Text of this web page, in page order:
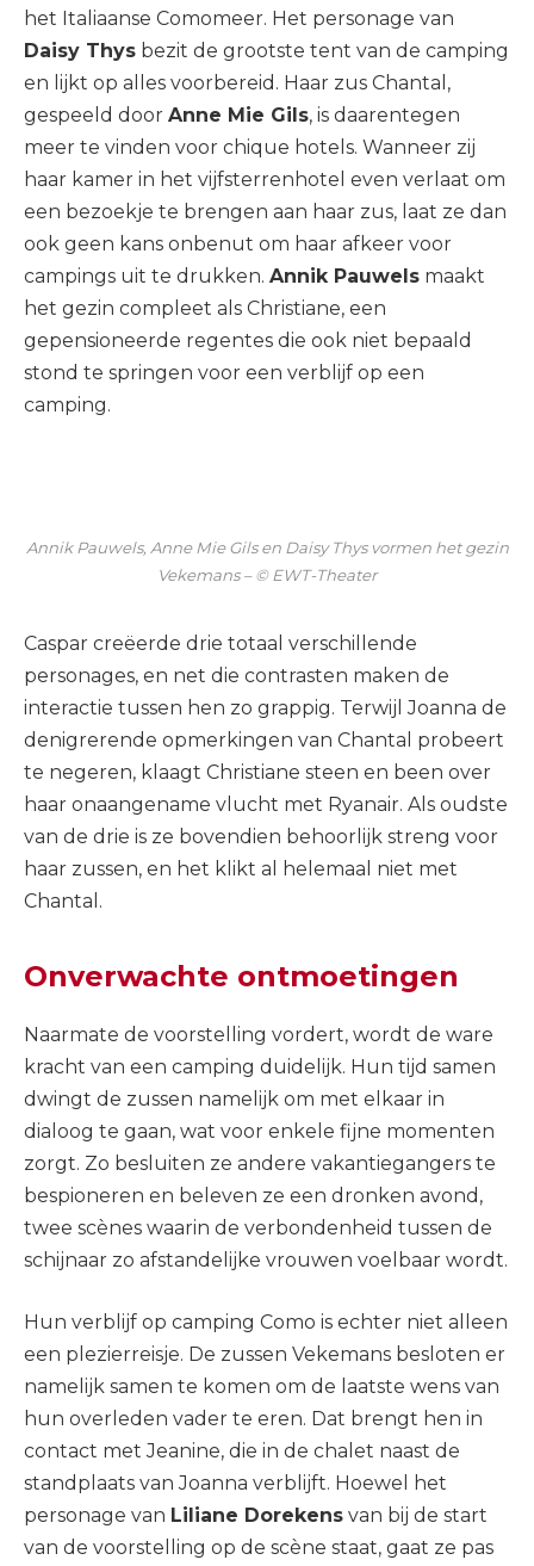
het Italiaanse Comomeer. Het personage van
Daisy Thys bezit de grootste tent van de camping
en lijkt op alles voorbereid. Haar zus Chantal,
gespeeld door Anne Mie Gils, is daarentegen
meer te vinden voor chique hotels. Wanneer zij
haar kamer in het vijfsterrenhotel even verlaat om
een bezoekje te brengen aan haar zus, laat ze dan
ook geen kans onbenut om haar afkeer voor
campings uit te drukken. Annik Pauwels maakt
het gezin compleet als Christiane, een
gepensioneerde regentes die ook niet bepaald
stond te springen voor een verblijf op een
camping.
Annik Pauwels, Anne Mie Gils en Daisy Thys vormen het gezin
Vekemans – © EWT-Theater
Caspar creëerde drie totaal verschillende
personages, en net die contrasten maken de
interactie tussen hen zo grappig. Terwijl Joanna de
denigrerende opmerkingen van Chantal probeert
te negeren, klaagt Christiane steen en been over
haar onaangename vlucht met Ryanair. Als oudste
van de drie is ze bovendien behoorlijk streng voor
haar zussen, en het klikt al helemaal niet met
Chantal.
Onverwachte ontmoetingen
Naarmate de voorstelling vordert, wordt de ware
kracht van een camping duidelijk. Hun tijd samen
dwingt de zussen namelijk om met elkaar in
dialoog te gaan, wat voor enkele fijne momenten
zorgt. Zo besluiten ze andere vakantiegangers te
bespioneren en beleven ze een dronken avond,
twee scènes waarin de verbondenheid tussen de
schijnaar zo afstandelijke vrouwen voelbaar wordt.
Hun verblijf op camping Como is echter niet alleen
een plezierreisje. De zussen Vekemans besloten er
namelijk samen te komen om de laatste wens van
hun overleden vader te eren. Dat brengt hen in
contact met Jeanine, die in de chalet naast de
standplaats van Joanna verblijft. Hoewel het
personage van Liliane Dorekens van bij de start
van de voorstelling op de scène staat, gaat ze pas